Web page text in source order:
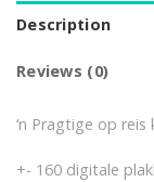
Description
Reviews (0)
‘n Pragtige op reis
+- 160 digitale